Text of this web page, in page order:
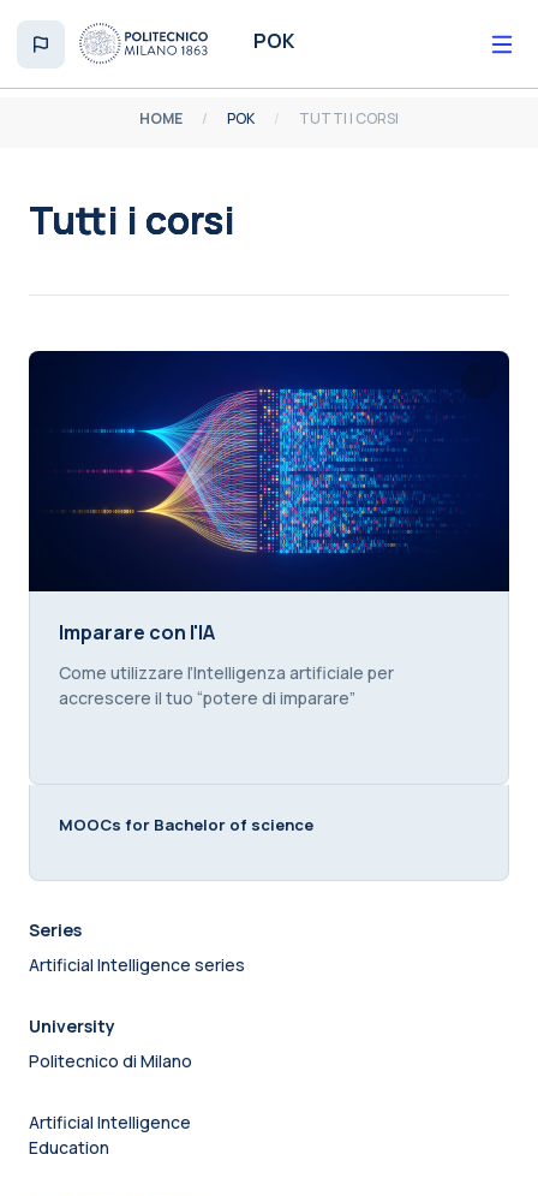
POK
HOME POK TUTTI I CORSI
Tutti i corsi
Imparare con l'IA
Imparare con l'IA
Course summary text:
Come utilizzare l’Intelligenza artificiale per
accrescere il tuo “potere di imparare”
MOOCs for Bachelor of science
Series
Artificial Intelligence series
University
Politecnico di Milano
Artificial Intelligence
Education